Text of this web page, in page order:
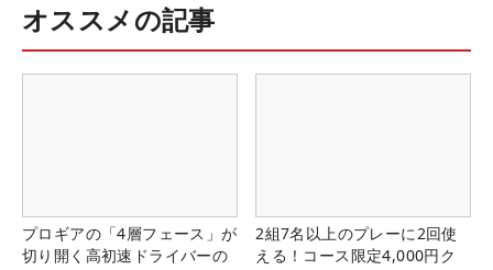
オススメの記事
プロギアの「4層フェース」が
切り開く高初速ドライバーの
2組7名以上のプレーに2回使
える！コース限定4,000円ク